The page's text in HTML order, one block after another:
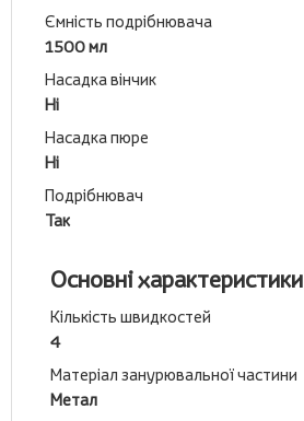
Ємність подрібнювача
1500 мл
Насадка вінчик
Ні
Насадка пюре
Ні
Подрібнювач
Так
Основні характеристики
Кількість швидкостей
4
Матеріал занурювальної частини
Метал